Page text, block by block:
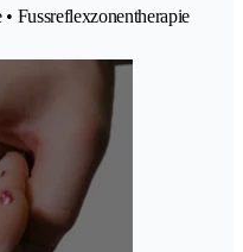
Fussreflexzonentherapie